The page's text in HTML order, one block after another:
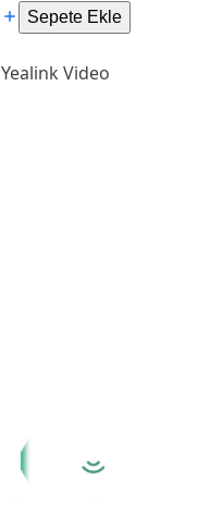
Sepete Ekle
Yealink Video